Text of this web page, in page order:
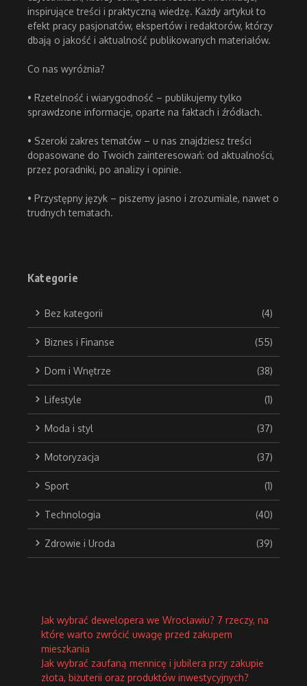
inspirujące treści i praktyczną wiedzę. Każdy artykuł to
efekt pracy pasjonatów, ekspertów i redaktorów, którzy
dbają o jakość i aktualność publikowanych materiałów.
Co nas wyróżnia?
• Rzetelność i wiarygodność – publikujemy tylko
sprawdzone informacje, oparte na faktach i źródłach.
• Szeroki zakres tematów – u nas znajdziesz treści
dopasowane do Twoich zainteresowań: od aktualności,
przez poradniki, po analizy i opinie.
• Przystępny język – piszemy jasno i zrozumiale, nawet o
trudnych tematach.
Kategorie
Bez kategorii (4)
Biznes i Finanse (55)
Dom i Wnętrze (38)
Lifestyle (1)
Moda i styl (37)
Motoryzacja (37)
Sport (1)
Technologia (40)
Zdrowie i Uroda (39)
Jak wybrać dewelopera we Wrocławiu? 7 rzeczy, na
które warto zwrócić uwagę przed zakupem
mieszkania
Jak wybrać zaufaną mennicę i jubilera przy zakupie
złota, biżuterii oraz produktów inwestycyjnych?